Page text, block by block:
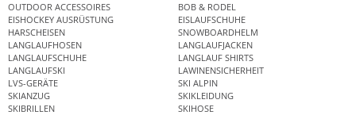
OUTDOOR ACCESSOIRES
BOB & RODEL
EISHOCKEY AUSRÜSTUNG
EISLAUFSCHUHE
HARSCHEISEN
SNOWBOARDHELM
LANGLAUFHOSEN
LANGLAUFJACKEN
LANGLAUFSCHUHE
LANGLAUF SHIRTS
LANGLAUFSKI
LAWINENSICHERHEIT
LVS-GERÄTE
SKI ALPIN
SKIANZUG
SKIKLEIDUNG
SKIBRILLEN
SKIHOSE